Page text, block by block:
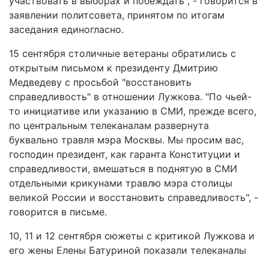
заявлении политсовета, принятом по итогам
заседания единогласно.
15 сентября столичные ветераны обратились с
открытым письмом к президенту Дмитрию
Медведеву с просьбой "восстановить
справедливость" в отношении Лужкова. "По чьей-
то инициативе или указанию в СМИ, прежде всего,
по центральным телеканалам развернута
буквально травля мэра Москвы. Мы просим вас,
господин президент, как гаранта Конституции и
справедливости, вмешаться в поднятую в СМИ
отдельными крикунами травлю мэра столицы
великой России и восстановить справедливость", -
говорится в письме.
10, 11 и 12 сентября сюжеты с критикой Лужкова и
его жены Елены Батуриной показали телеканалы